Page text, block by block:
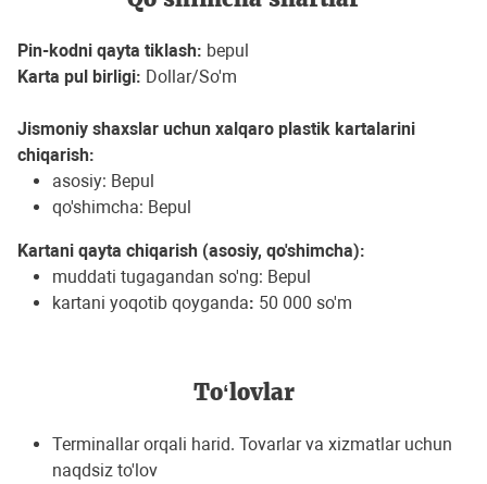
Pin-kodni qayta tiklash: bepul
Karta pul birligi: Dollar/So'm
Jismoniy shaxslar uchun xalqaro plastik kartalarini
chiqarish:
asosiy: Bepul
qo'shimcha: Bepul
Kartani qayta chiqarish (asosiy, qo'shimcha):
muddati tugagandan so'ng: Bepul
kartani yoqotib qoyganda: 50 000 so'm
To‘lovlar
Terminallar orqali harid. Tovarlar va xizmatlar uchun
naqdsiz to'lov